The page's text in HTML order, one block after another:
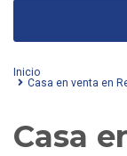
Inicio
Casa en venta en
Casa